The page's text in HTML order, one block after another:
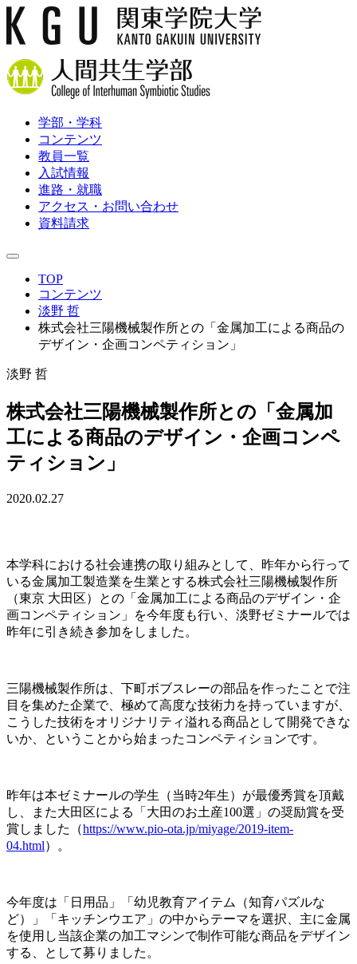
学部・学科
コンテンツ
教員一覧
入試情報
進路・就職
アクセス・お問い合わせ
資料請求
TOP
コンテンツ
淡野 哲
株式会社三陽機械製作所との「金属加工による商品の
デザイン・企画コンペティション」
淡野 哲
株式会社三陽機械製作所との「金属加
工による商品のデザイン・企画コンペ
ティション」
2020.02.27
本学科における社会連携の取り組みとして、昨年から行って
いる金属加工製造業を生業とする株式会社三陽機械製作所
（東京 大田区）との「金属加工による商品のデザイン・企
画コンペティション」を今年度も行い、淡野ゼミナールでは
昨年に引き続き参加をしました。
三陽機械製作所は、下町ボブスレーの部品を作ったことで注
目を集めた企業で、極めて高度な技術力を持っていますが、
こうした技術をオリジナリティ溢れる商品として開発できな
いか、ということから始まったコンペティションです。
昨年は本ゼミナールの学生（当時2年生）が最優秀賞を頂戴
し、また大田区による「大田のお土産100選」の奨励賞を受
賞しました（https://www.pio-ota.jp/miyage/2019-item-
04.html）。
今年度は「日用品」「幼児教育アイテム（知育パズルな
ど）」「キッチンウエア」の中からテーマを選択、主に金属
を使用し当該企業の加工マシンで制作可能な商品をデザイン
する、として募りました。